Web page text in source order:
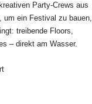
Party-Crews aus
um ein Festival zu bauen,
treibende Floors,
– direkt am Wasser.